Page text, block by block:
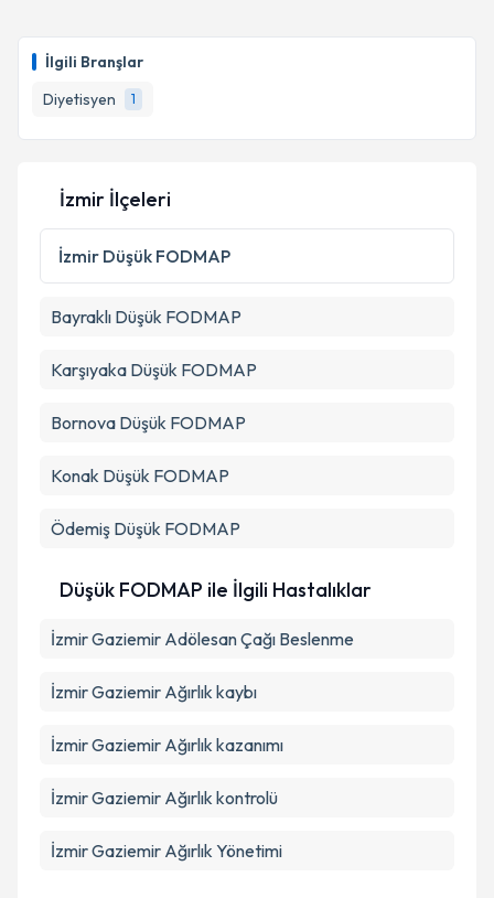
İlgili Branşlar
Diyetisyen
1
hazırlandığında e-posta ile bilgilendireceğiz.
E-posta Adresiniz
Kişisel verilerimin işlenmesine ilişkinAydınlatma
Metni'ni okudum ve kişisel verilerimin belirtilen
kapsamda işlenmesini kabul ediyorum.
İzmir İlçeleri
İzmir Düşük FODMAP
Bayraklı Düşük FODMAP
Karşıyaka Düşük FODMAP
Bornova Düşük FODMAP
Konak Düşük FODMAP
Ödemiş Düşük FODMAP
Düşük FODMAP ile İlgili Hastalıklar
İzmir Gaziemir Adölesan Çağı Beslenme
İzmir Gaziemir Ağırlık kaybı
İzmir Gaziemir Ağırlık kazanımı
İzmir Gaziemir Ağırlık kontrolü
İzmir Gaziemir Ağırlık Yönetimi